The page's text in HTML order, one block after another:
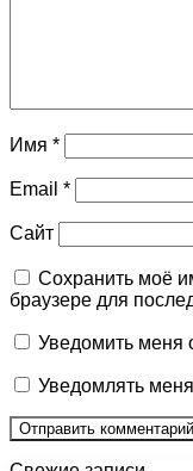
Имя *
Email *
Сайт
Сохранить моё
браузере для
Уведомить меня
Уведомлять